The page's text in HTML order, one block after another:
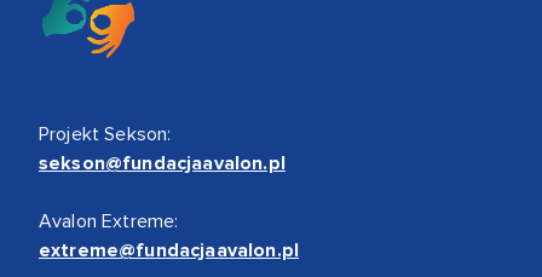
Projekt Sekson:
sekson@fundacjaavalon.pl
Avalon Extreme:
extreme@fundacjaavalon.pl